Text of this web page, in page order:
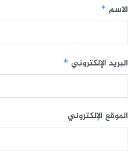
الاسم *
البريد الإلكتروني *
الموقع الإلكتروني